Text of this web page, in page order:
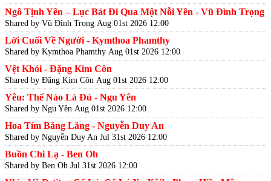
Ngô Tịnh Yên – Lục Bát Đi Qua Một Nỗi Yên - Vũ Đình Trọng
Shared by Vũ Đình Trọng Aug 01st 2026 12:00
Lời Cuối Về Người - Kymthoa Phamthy
Shared by Kymthoa Phamthy Aug 01st 2026 12:00
Vệt Khói - Đặng Kim Côn
Shared by Đặng Kim Côn Aug 01st 2026 12:00
Yêu: Thế Nào Là Đủ - Ngu Yên
Shared by Ngu Yên Aug 01st 2026 12:00
Hoa Tím Bằng Lăng - Nguyễn Duy An
Shared by Nguyễn Duy An Jul 31st 2026 12:00
Buồn Chi Lạ - Ben Oh
Shared by Ben Oh Jul 31st 2026 12:00